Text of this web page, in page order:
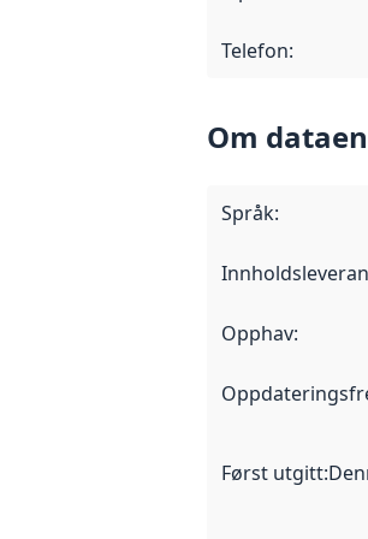
Telefon:
Om
Språk:
Opphav:
Først utgitt: